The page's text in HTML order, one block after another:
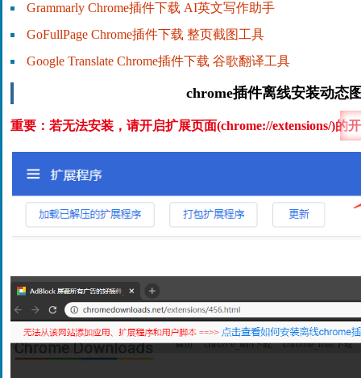
Grammarly Chrome插件下载 AI英文写作助手
GoFullPage Chrome插件下载 整页截图工具
Google Translate Chrome插件下载 谷歌翻译工具
chrome插件离线安装动态
重要：若无法安装，请开启扩展页面(chrome://extensions/)的